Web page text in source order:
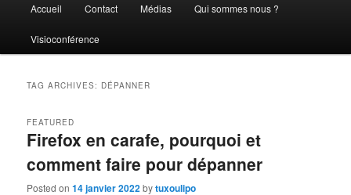
Accueil Contact Médias Qui sommes nous ?
Visioconférence
TAG ARCHIVES: DÉPANNER
Firefox en carafe, pourquoi et
comment faire pour dépanner
FEATURED
Posted on14 janvier 2022bytuxoulipo